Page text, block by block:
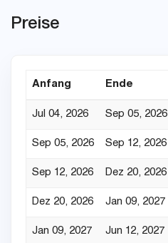
Preise
Anfang Ende
Jul 04, 2026 Sep 05, 2026
Sep 05, 2026 Sep 12, 2026
Sep 12, 2026 Dez 20, 2026
Dez 20, 2026 Jan 09, 2027
Jan 09, 2027 Jun 12, 2027